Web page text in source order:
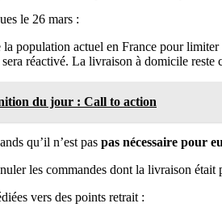
le 26 mars :
la population actuel en France pour
réactivé. La livraison à domicile reste
du jour : Call to action
qu’il n’est pas pas nécessaire pour
les commandes dont la livraison
vers des points retrait :